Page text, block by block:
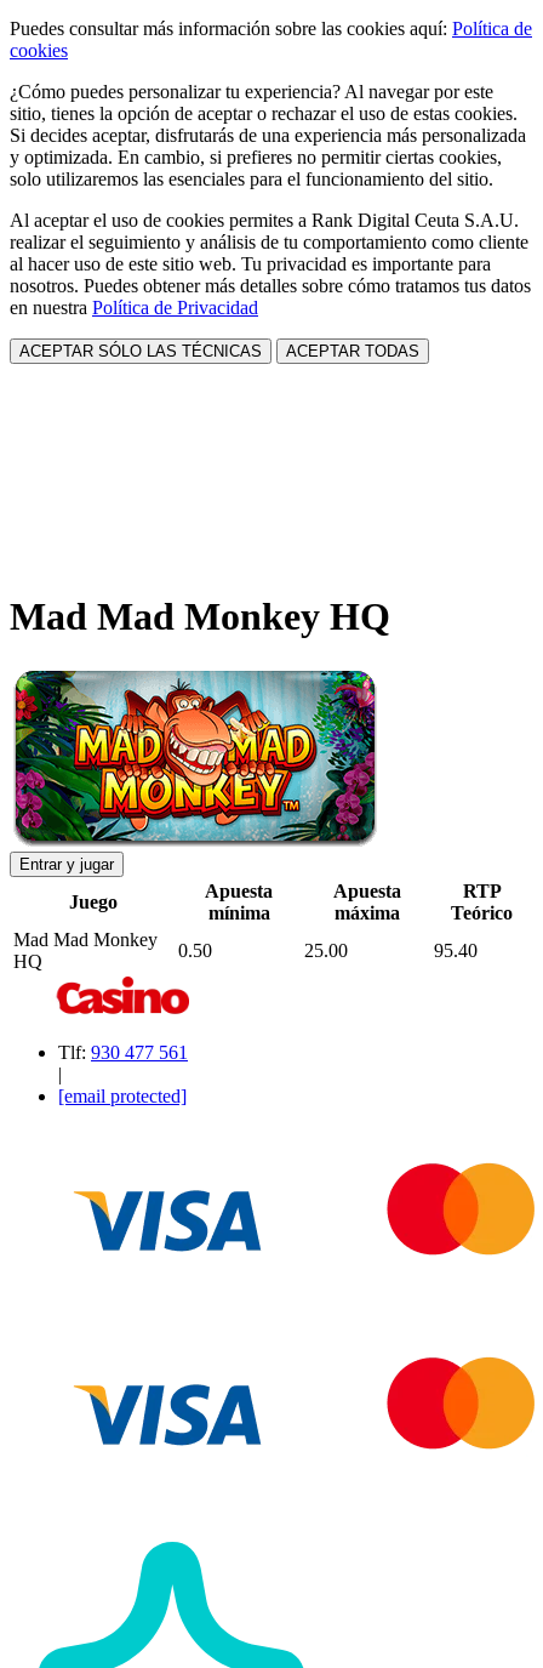
Puedes consultar más información sobre las cookies aquí: Política de
cookies
¿Cómo puedes personalizar tu experiencia? Al navegar por este
sitio, tienes la opción de aceptar o rechazar el uso de estas cookies.
Si decides aceptar, disfrutarás de una experiencia más personalizada
y optimizada. En cambio, si prefieres no permitir ciertas cookies,
solo utilizaremos las esenciales para el funcionamiento del sitio.
Al aceptar el uso de cookies permites a Rank Digital Ceuta S.A.U.
realizar el seguimiento y análisis de tu comportamiento como cliente
al hacer uso de este sitio web. Tu privacidad es importante para
nosotros. Puedes obtener más detalles sobre cómo tratamos tus datos
en nuestra Política de Privacidad
ACEPTAR SÓLO LAS TÉCNICAS ACEPTAR TODAS
Mad Mad Monkey HQ
Entrar y jugar
Juego
Apuesta
mínima
Apuesta
máxima
RTP
Teórico
Mad Mad Monkey
HQ
0.50 25.00 95.40
Tlf: 930 477 561
|
[email protected]